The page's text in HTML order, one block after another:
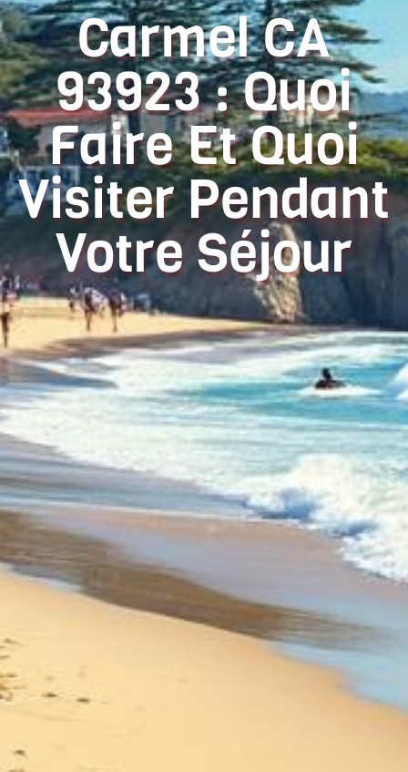
Carmel CA
93923 : Quoi
Faire Et Quoi
Visiter Pendant
Votre Séjour